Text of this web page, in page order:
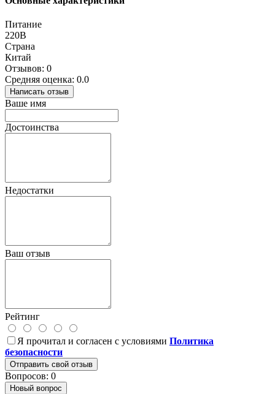
Питание
220В
Страна
Китай
Отзывов: 0
Средняя оценка: 0.0
Написать отзыв
Ваше имя
Достоинства
Недостатки
Ваш отзыв
Рейтинг
Я прочитал и согласен с условиями Политика
безопасности
Отправить свой отзыв
Вопросов: 0
Новый вопрос